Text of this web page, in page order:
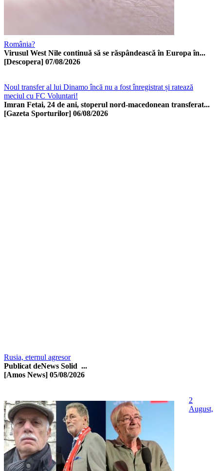
România?
Virusul West Nile continuă să se răspândească în Europa în...
[Descopera] 07/08/2026
Noul transfer al lui Dinamo încă nu a fost înregistrat și ratează
meciul cu FC Voluntari!
Imran Fetai, 24 de ani, stoperul nord-macedonean transferat...
[Gazeta Sporturilor] 06/08/2026
Rusia, eternul agresor
Publicat deNews Solid ...
[Amos News] 05/08/2026
2
August,